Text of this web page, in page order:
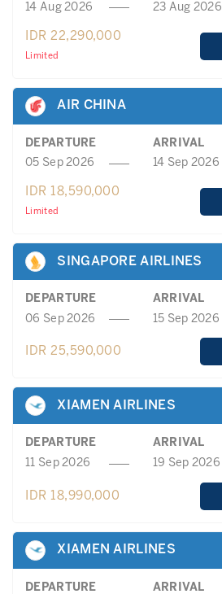
14 Aug 2026
23 Aug 2026
IDR 22,290,000
Limited
AIR CHINA
DEPARTURE
ARRIVAL
05 Sep 2026
14 Sep 2026
IDR 18,590,000
Limited
SINGAPORE AIRLINES
DEPARTURE
ARRIVAL
06 Sep 2026
15 Sep 2026
IDR 25,590,000
XIAMEN AIRLINES
DEPARTURE
ARRIVAL
11 Sep 2026
19 Sep 2026
IDR 18,990,000
XIAMEN AIRLINES
DEPARTURE
ARRIVAL